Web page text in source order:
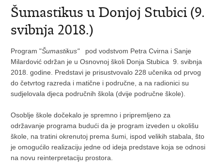
Šumastikus u Donjoj Stubici (9.
svibnja 2018.)
Program "Šumastikus"pod vodstvom Petra Cvirna i Sanje
Milardović održan je u Osnovnoj školi Donja Stubica 9. svibnja
2018. godine. Predstavi je prisustvovalo 228 učenika od prvog
do četvrtog razreda i matične i područne, a na radionici su
sudjelovala djeca područnih škola (dvije područne škole).
Osoblje škole dočekalo je spremno i pripremljeno za
održavanje programa budući da je program izveden u okolišu
škole, na tratini okrenutoj prema šumi, ispod velikih stabala, što
je omogućilo realizaciju jedne od ideja predstave koja se odnosi
na novu reinterpretaciju prostora.